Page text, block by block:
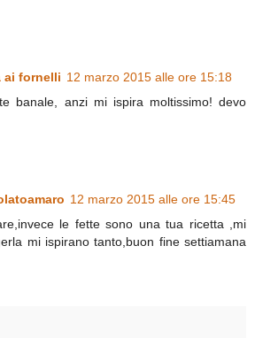
ai fornelli 12 marzo 2015 alle ore 15:18
banale, anzi mi ispira moltissimo! devo
12 marzo 2015 alle ore 15:45
le fette sono una tua ricetta ,mi
mi ispirano tanto,buon fine settiamana